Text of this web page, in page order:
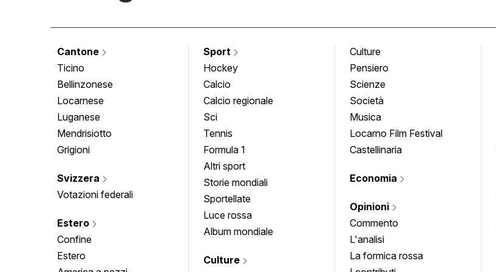
Cantone
Ticino
Bellinzonese
Locarnese
Luganese
Mendrisiotto
Grigioni
Svizzera
Votazioni federali
Estero
Confine
Estero
Sport
Hockey
Calcio
Calcio regionale
Sci
Tennis
Formula 1
Altri sport
Storie mondiali
Sportellate
Luce rossa
Album mondiale
Culture
Culture
Pensiero
Scienze
Società
Musica
Locarno Film Festival
Castellinaria
Economia
Opinioni
Commento
L'analisi
La formica rossa